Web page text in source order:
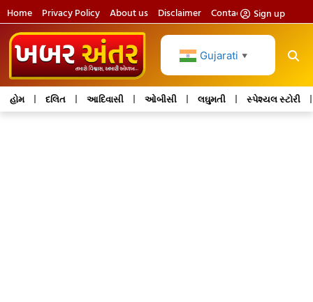
Home Privacy Policy About us Disclaimer Contact usSign up
Gujarati ▼
હોમ દલિત આદિવાસી ઓબીસી લઘુમતી સ્પેશ્યલ સ્ટોરી